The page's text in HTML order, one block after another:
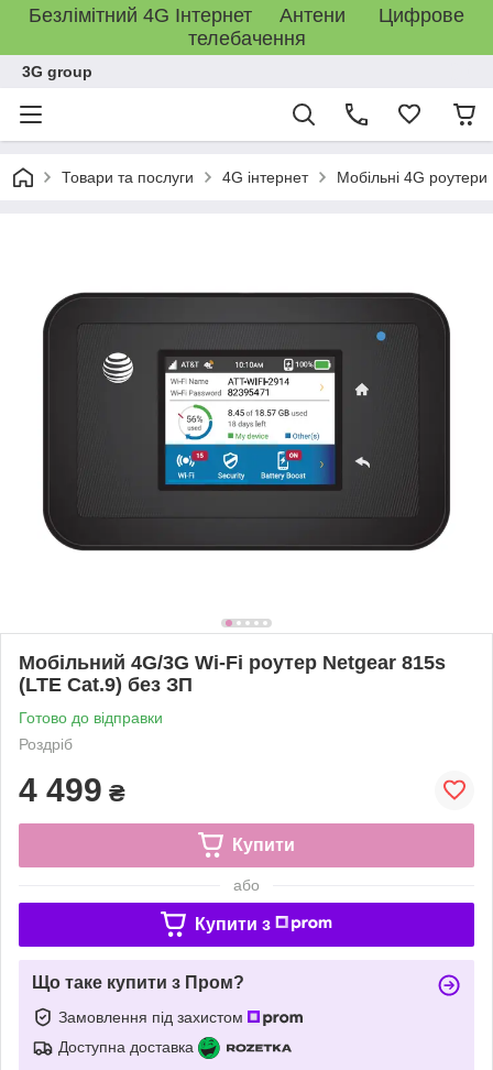
Безлімітний 4G Інтернет Антени Цифрове
телебачення
3G group
Товари та послуги 4G інтернет Мобільні 4G роутери
Мобільний 4G/3G Wi-Fi роутер Netgear 815s
(LTE Cat.9) без ЗП
Готово до відправки
Роздріб
4 499 ₴
Купити
або
Купити з
Що таке купити з Пром?
Замовлення під захистом
Доступна доставка